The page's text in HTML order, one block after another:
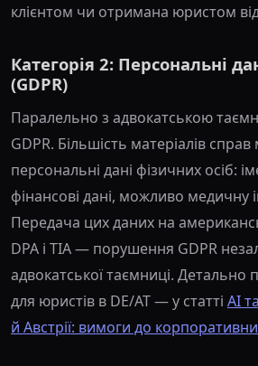
клієнтом чи отримана юристом
Категорія 2: Персональні
(GDPR)
Паралельно з адвокатською
GDPR. Більшість матеріалів справ
персональні дані фізичних осіб:
фінансові дані, можливо медичну
Передача цих даних на
DPA і TIA — порушення GDPR
адвокатської таємниці. Детально
для юристів в DE/AT — у статті AI
й Австрії: вимоги до